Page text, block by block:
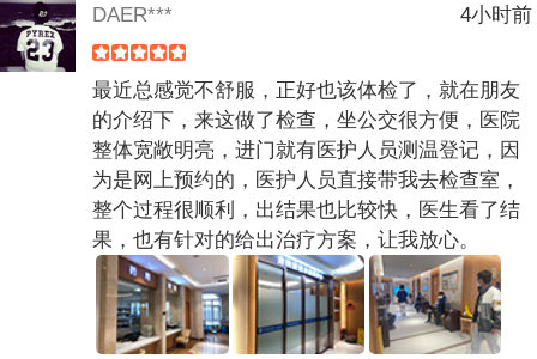
DAER*** 4小时前
最近总感觉不舒服，正好也该体检了，就在朋友
的介绍下，来这做了检查，坐公交很方便，医院
整体宽敞明亮，进门就有医护人员测温登记，因
为是网上预约的，医护人员直接带我去检查室，
整个过程很顺利，出结果也比较快，医生看了结
果，也有针对的给出治疗方案，让我放心。